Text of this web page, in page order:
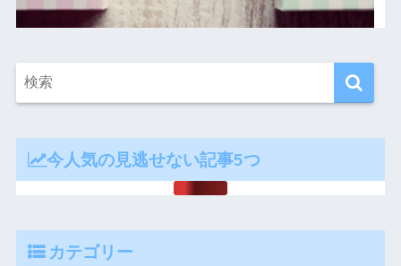
今人気の見逃せない記事5つ
カテゴリー